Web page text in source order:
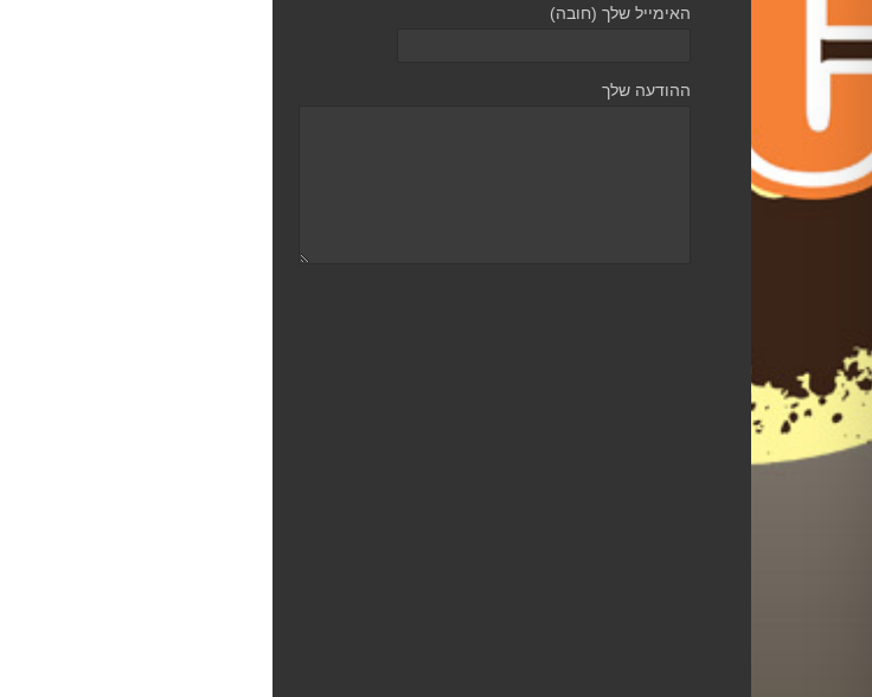
האימייל שלך (חובה)
ההודעה שלך